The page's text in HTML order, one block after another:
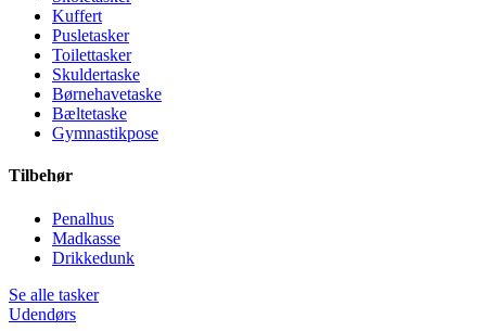
Kuffert
Pusletasker
Toilettasker
Skuldertaske
Børnehavetaske
Bæltetaske
Gymnastikpose
Tilbehør
Penalhus
Madkasse
Drikkedunk
Se alle tasker
Udendørs